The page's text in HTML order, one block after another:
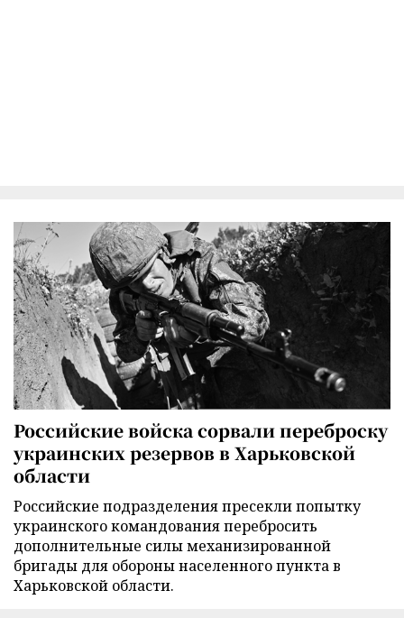
Российские войска сорвали переброску
украинских резервов в Харьковской
области
Российские подразделения пресекли попытку
украинского командования перебросить
дополнительные силы механизированной
бригады для обороны населенного пункта в
Харьковской области.